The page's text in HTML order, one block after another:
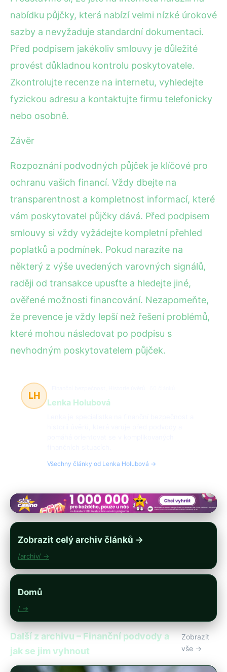
nabídku půjčky, která nabízí velmi nízké úrokové
sazby a nevyžaduje standardní dokumentaci.
Před podpisem jakékoliv smlouvy je důležité
provést důkladnou kontrolu poskytovatele.
Zkontrolujte recenze na internetu, vyhledejte
fyzickou adresu a kontaktujte firmu telefonicky
nebo osobně.
Závěr
Rozpoznání podvodných půjček je klíčové pro
ochranu vašich financí. Vždy dbejte na
transparentnost a kompletnost informací, které
vám poskytovatel půjčky dává. Před podpisem
smlouvy si vždy vyžádejte kompletní přehled
poplatků a podmínek. Pokud narazíte na
některý z výše uvedených varovných signálů,
raději od transakce upusťte a hledejte jiné,
ověřené možnosti financování. Nezapomeňte,
že prevence je vždy lepší než řešení problémů,
které mohou následovat po podpisu s
nevhodným poskytovatelem půjček.
LH
Lenka Holubová
Všechny články od Lenka Holubová →
Zobrazit celý archiv článků →
/archiv/ →
Domů
/ →
Další z archivu – Finanční podvody a
jak se jim vyhnout
Zobrazit
vše →